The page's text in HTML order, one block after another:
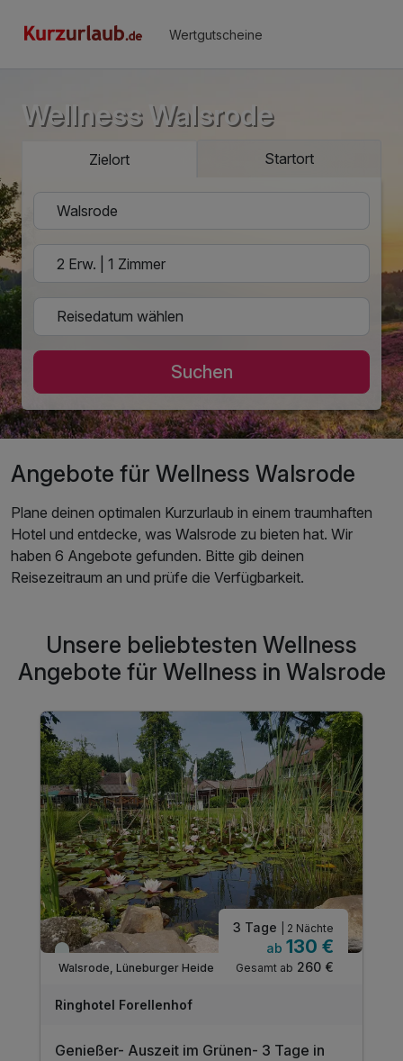
Wertgutscheine
Wellness Walsrode
Zielort Startort
Suchen
Angebote für Wellness Walsrode
Plane deinen optimalen Kurzurlaub in einem traumhaften
Hotel und entdecke, was Walsrode zu bieten hat. Wir
haben 6 Angebote gefunden. Bitte gib deinen
Reisezeitraum an und prüfe die Verfügbarkeit.
Unsere beliebtesten Wellness
Angebote für Wellness in Walsrode
Viele Termine frei
Walsrode, Lüneburger Heide
3 Tage | 2 Nächte
ab 130 €
Gesamt ab 260 €
Ringhotel Forellenhof
Genießer- Auszeit im Grünen- 3 Tage in